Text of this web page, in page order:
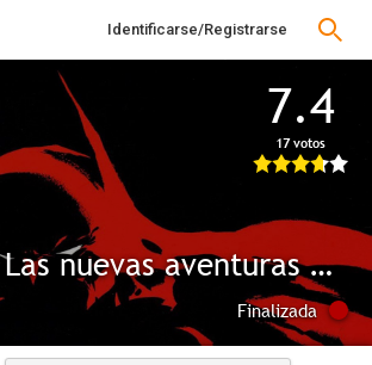
Identificarse/Registrarse
7.4
17 votos
Las nuevas aventuras de Batman
Finalizada